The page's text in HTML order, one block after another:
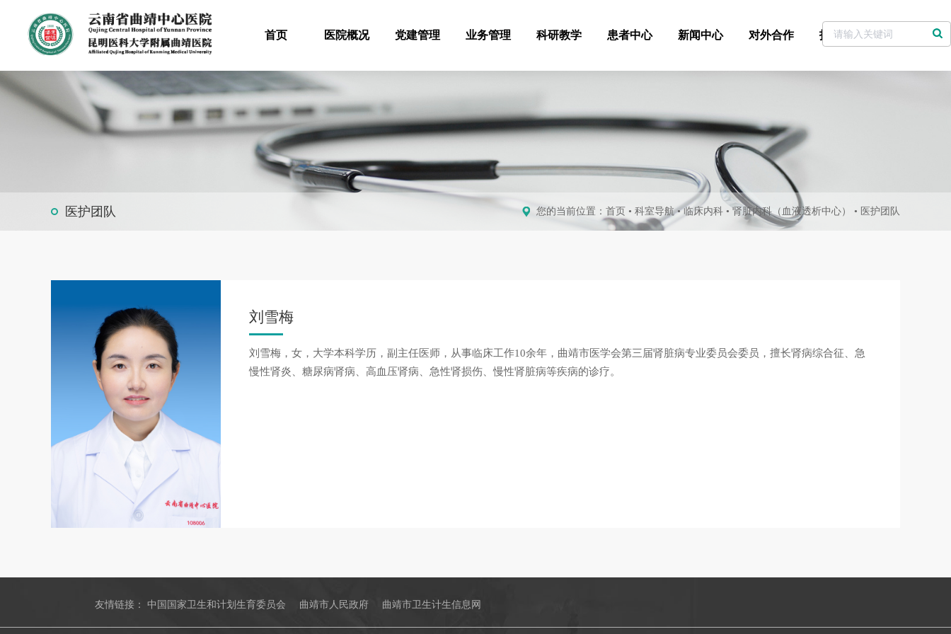
首页 医院概况 党建管理 业务管理 科研教学 患者中心 新闻中心 对外合作 招标采购 党委书记信箱
医护团队 您的当前位置： 首页 • 科室导航•临床内科 • 肾脏内科（血液透析中心） • 医护团队
刘雪梅
刘雪梅，女，大学本科学历，副主任医师，从事临床工作10余年，曲靖市医学会第三届肾脏病专业委员会委员，擅长肾病综合征、急
慢性肾炎、糖尿病肾病、高血压肾病、急性肾损伤、慢性肾脏病等疾病的诊疗。
友情链接：中国国家卫生和计划生育委员会 曲靖市人民政府 曲靖市卫生计生信息网